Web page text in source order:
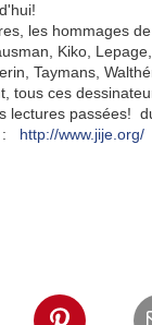
les hommages
Kiko,
Taymans,
tous ces
lectures passées!
http://www.jije.org/